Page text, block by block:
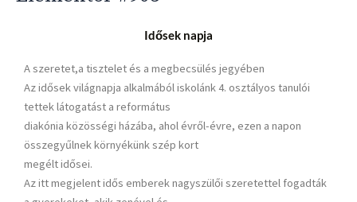
Idősek napja
A szeretet,a tisztelet és a megbecsülés jegyében
Az idősek világnapja alkalmából iskolánk 4. osztályos tanulói
tettek látogatást a református
diakónia közösségi házába, ahol évről-évre, ezen a napon
összegyűlnek környékünk szép kort
megélt idősei.
Az itt megjelent idős emberek nagyszülői szeretettel fogadták